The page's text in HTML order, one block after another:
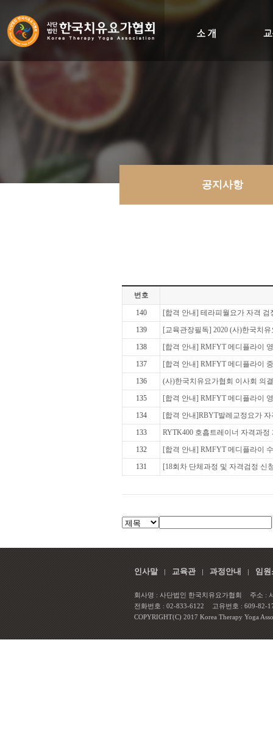
공지사항
번호
140
[합격 안내] 테라피월요가 자격 검
139
[교육관장필독] 2020 (사)한국치
138
[합격 안내] RMFYT 메디플라이
137
[합격 안내] RMFYT 메디플라이
136
(사)한국치유요가협회 이사회 의
135
[합격 안내] RMFYT 메디플라이
134
[합격 안내]RBYT발레교정요가 자
133
RYTK400 호흡트레이너 자격과
132
[합격 안내] RMFYT 메디플라이
131
[18회차 단체과정 및 자격검정 신
인사말 교육관 과정안내 임
회사명 : 사단법인 한국치유요가협회
주소 :
전화번호 : 02-833-6122
고유번호 : 609-82-
COPYRIGHT(C) 2017 Korea Therapy Yoga